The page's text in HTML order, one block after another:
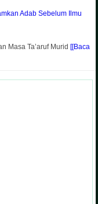
Adab Sebelum Ilmu
Masa Ta’aruf Murid[[Baca